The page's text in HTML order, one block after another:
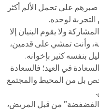
صبرهم على تحمل الألم أكثر
لوحده.
ولا يقوم البنيان إلا
وأنت تمشي على قدمين،
بنفسه كثير بإخوانه.
في العيد؛ فالسعادة
بل من المحيط والمجتمع
من قبل المريض،